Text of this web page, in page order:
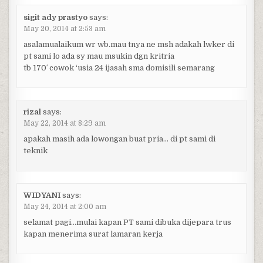
sigit ady prastyo says:
May 20, 2014 at 2:53 am
asalamualaikum wr wb.mau tnya ne msh adakah lwker di
pt sami lo ada sy mau msukin dgn kritria
tb 170′ cowok ‘usia 24 ijasah sma domisili semarang
rizal says:
May 22, 2014 at 8:29 am
apakah masih ada lowongan buat pria… di pt sami di
teknik
WIDYANI says:
May 24, 2014 at 2:00 am
selamat pagi…mulai kapan PT sami dibuka dijepara trus
kapan menerima surat lamaran kerja